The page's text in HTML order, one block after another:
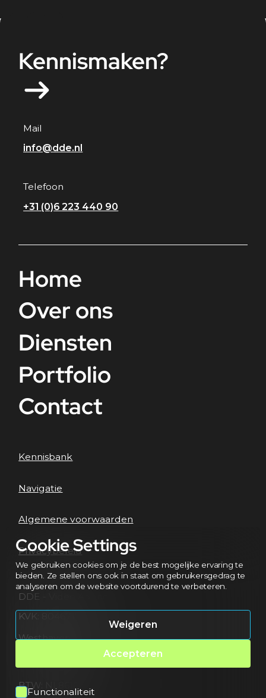
Kennismaken?
Mail
info@dde.nl
Telefoon
+31 (0)6 223 440 90
Home
Over ons
Diensten
Portfolio
Contact
DDE - Video Agency
KVK: 80467172
Westhavendijk 13
BTW: NL861682294B01
Kennisbank
Navigatie
Algemene voorwaarden
Privacybeleid
Cookie Settings
We gebruiken cookies om je de best mogelijke ervaring te
bieden. Ze stellen ons ook in staat om gebruikersgedrag te
analyseren om de website voortdurend te verbeteren.
Weigeren
Accepteren
Functionaliteit